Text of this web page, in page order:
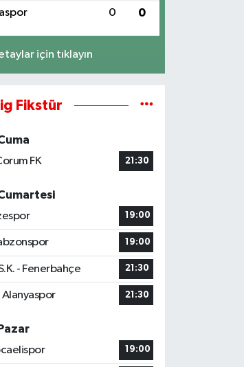
0 0
için tıklayın
Fikstür
FK
21:30
19:00
19:00
- Fenerbahçe 21:30
Alanyaspor 21:30
19:00